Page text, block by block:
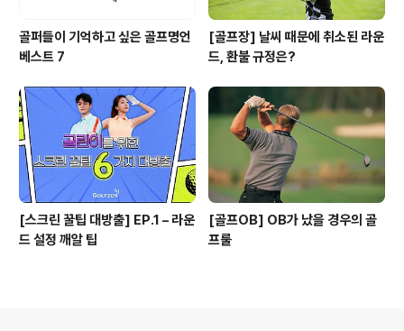
골퍼들이 기억하고 싶은 골프명언
베스트 7
[골프장] 날씨 때문에 취소된 라운
드, 환불 규정은?
[스크린 꿀팁 대방출] EP.1 – 라운
드 설정 깨알 팁
[골프OB] OB가 났을 경우의 골
프룰